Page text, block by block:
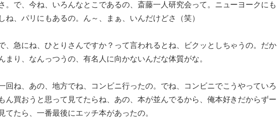
。で、今ね、いろんなとこであるの、斎藤一人研究会って。ニューヨークにも
ね、パリにもあるの。ん～、まぁ、いんだけどさ（笑）
、急にね、ひとりさんですか？って言われるとね、ビクッとしちゃうの。だか
まり、なんっつうの、有名人に向かないんだな体質がな。
回ね、あの、地方でね、コンビニ行ったの。でね、コンビニでこうやっていろ
ん買おうと思って見てたらね、あの、本が並んでるから、俺本好きだからずー
てたら、一番最後にエッチ本があったの。